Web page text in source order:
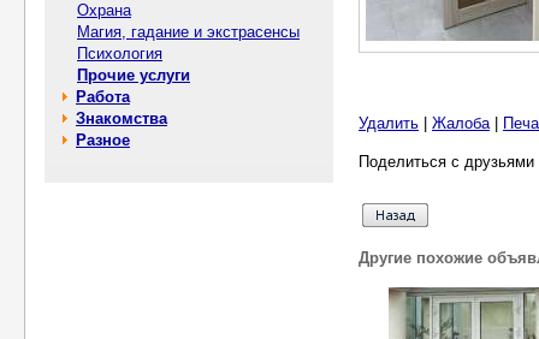
Охрана
Магия, гадание и экстрасенсы
Психология
Прочие услуги
Работа
Знакомства
Разное
Удалить Жалоба|
Поделиться с
Другие похожие